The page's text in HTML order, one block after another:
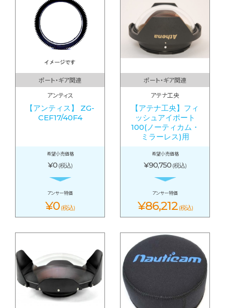
ポート・ギア関連
アンティス
【アンティス】 ZG-
CEF17/40F4
希望小売価格
¥0 (税込)
アンサー特価
¥0 (税込)
ポート・ギア関連
アテナ工央
【アテナ工央】フィ
ッシュアイポート
100(ノーティカム・
ミラーレス)用
希望小売価格
¥90,750 (税込)
アンサー特価
¥86,212 (税込)